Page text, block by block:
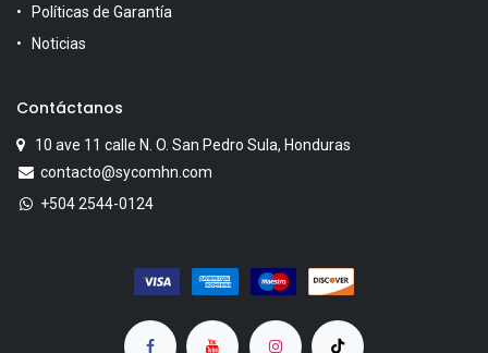
Políticas de Garantía
Noticias
Contáctanos
10 ave 11 calle N. O. San Pedro Sula, Honduras
contacto@sycomhn.com
+504 2544-0124